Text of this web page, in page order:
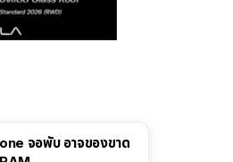
จอพับ อาจของขาด